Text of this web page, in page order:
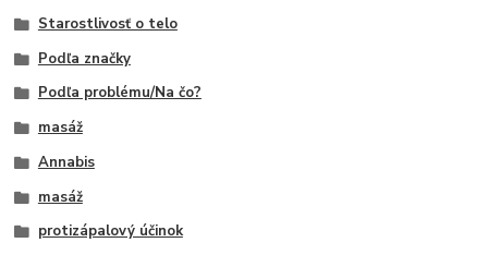
Starostlivosť o telo
Podľa značky
Podľa problému/Na čo?
masáž
Annabis
masáž
protizápalový účinok